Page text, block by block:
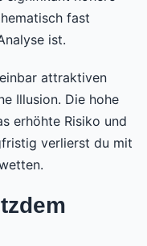
fast
ist.
attraktiven
Illusion. Die hohe
erhöhte Risiko und
verlierst du mit